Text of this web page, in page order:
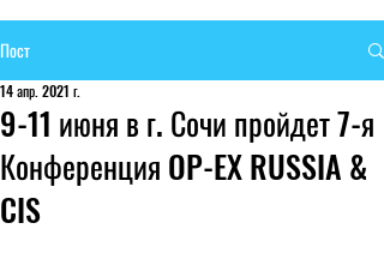
Пост
9-11 июня в г. Сочи пройдет 7-я
Конференция OP-EX RUSSIA &
CIS
14 апр. 2021 г.